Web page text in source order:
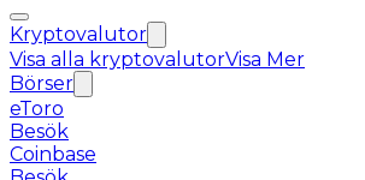
Kryptovalutor
Visa alla kryptovalutorVisa Mer
Börser
eToro
Besök
Coinbase